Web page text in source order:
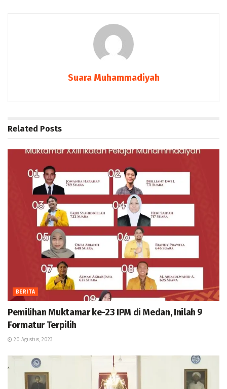
Suara Muhammadiyah
Related Posts
BERITA
Pemilihan Muktamar ke-23 IPM di Medan, Inilah 9
Formatur Terpilih
20 Agustus, 2023